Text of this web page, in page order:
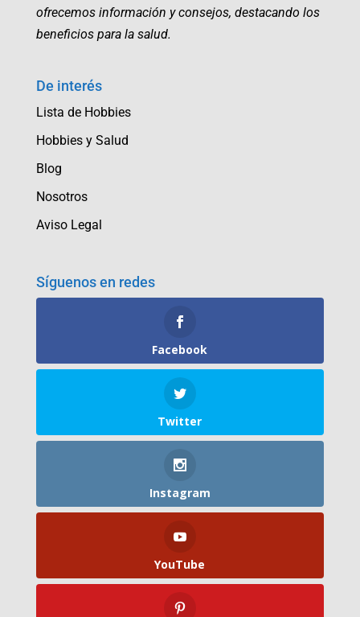
ofrecemos información y consejos, destacando los
beneficios para la salud.
De interés
Lista de Hobbies
Hobbies y Salud
Blog
Nosotros
Aviso Legal
Síguenos en redes
Facebook
Twitter
Instagram
YouTube